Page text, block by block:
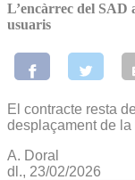
L’encàrrec del SAD
usuaris
El contracte resta
desplaçament de la
A. Doral
dl., 23/02/2026